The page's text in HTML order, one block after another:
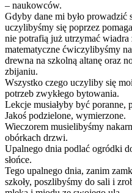
– naukowców.
Gdyby dane mi było prowadzić
uczylibyśmy się poprzez
nie potrafią już utrzymać
matematyczne ćwiczylibyśmy
drewna na szkolną altanę oraz
zbijaniu.
Wszystko czego uczyliby się
potrzeb zwykłego bytowania.
Lekcje musiałyby być poranne,
Jakoś podzielone, wymierzone.
Wieczorem musielibyśmy
obórkach drzwi.
Upalnego dnia podlać ogródki
słońce.
Tego upalnego dnia, zanim
szkoły, poszlibyśmy do sali i